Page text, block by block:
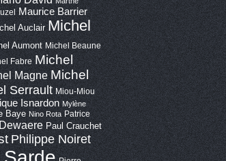
Maurice Barrier
Auclair Michel
Aumont Michel Beaune
Fabre Michel
Magne Michel
Serrault Miou-Miou
Isnardon Mylène
Baye Nino Rota Patrice
Paul Crauchet
Philippe Noiret